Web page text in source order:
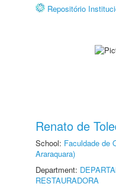
Repositório
Renato de
School: Faculdade de
Araraquara)
Department:
RESTAURADORA